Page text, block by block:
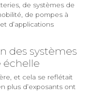
de systèmes de
de pompes à
d’applications
des systèmes
échelle
et cela se reflétait
plus d’exposants ont